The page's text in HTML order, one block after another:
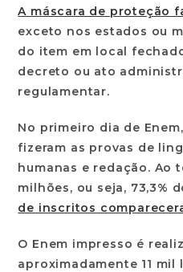
A máscara de proteção
exceto nos estados ou
do item em local
decreto ou ato
regulamentar.
No primeiro dia de
fizeram as provas de
humanas e redação. Ao
milhões, ou seja, 73,3%
de inscritos
O Enem impresso é
aproximadamente 11 mil